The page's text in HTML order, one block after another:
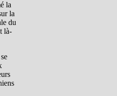
la
la
du
là-